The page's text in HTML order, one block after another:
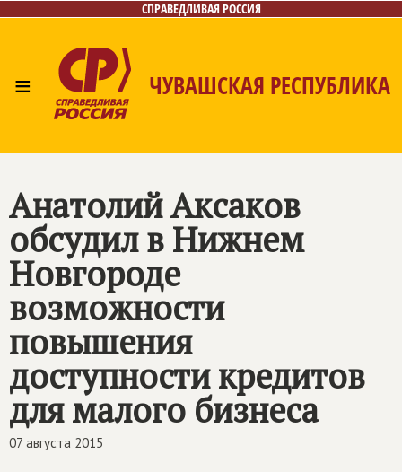
СПРАВЕДЛИВАЯ РОССИЯ
≡ ЧУВАШСКАЯ РЕСПУБЛИКА
Контакты
Анатолий Аксаков
обсудил в Нижнем
Новгороде
возможности
повышения
доступности кредитов
для малого бизнеса
07 августа 2015